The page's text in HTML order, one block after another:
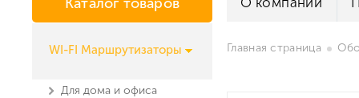
WI-FI Маршрутизаторы
Для дома и офиса
Главная страница